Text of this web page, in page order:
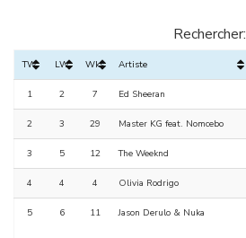
Rechercher:
TW LW Wks Artiste
1 2 7 Ed Sheeran
2 3 29 Master KG feat. Nomcebo
3 5 12 The Weeknd
4 4 4 Olivia Rodrigo
5 6 11 Jason Derulo & Nuka